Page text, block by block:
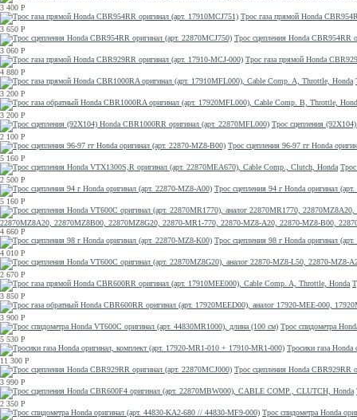
3 400 Р
Трос газа прямой Honda
3 650 Р
Трос сцепления Honda CBR954RR
3 060 Р
Трос газа прямой Honda
4 880 Р
3 200 Р
3 200 Р
Трос сцепления
2 100 Р
Трос сцепления 96-97 гг Honda
5 160 Р
2 500 Р
Трос сцепления 94 г Honda оригинал
5 160 Р
22870MZ8A20, 22870MZ8B00, 22870MZ8G20, 22870-MR1-770, 22870-MZ8-A20, 22870-MZ8-B00,
4 660 Р
Трос сцепления 98 г Honda оригинал
4 010 Р
2 670 Р
3 850 Р
3 900 Р
Трос спидометра
5 530 Р
Тросики газа
11 300 Р
Трос сцепления Honda CBR929RR
3 990 Р
2 350 Р
Трос спидометра Honda